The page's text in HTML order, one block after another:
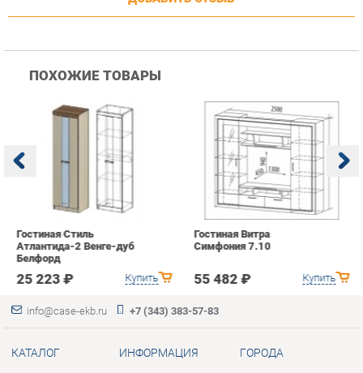
Купить
Гостиная Стиль
Атлантида-2 Венге-дуб
Белфорд
Купить
Гостиная Витра
Симфония 7.10
55 482 ₽
info@case-ekb.ru +7 (343) 383-57-83
КАТАЛОГ
Коллекции
Антресоли
Комоды
Стеллажи
ИНФОРМАЦИЯ
О проекте
Контакты
Дизайн
Доставка и Оплата
ГОРОДА
Весь мир